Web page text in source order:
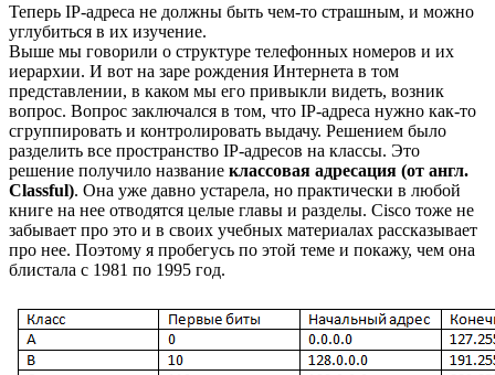
Теперь IP-адреса не должны быть чем-то страшным, и можно
углубиться в их изучение.
Выше мы говорили о структуре телефонных номеров и их
иерархии. И вот на заре рождения Интернета в том
представлении, в каком мы его привыкли видеть, возник
вопрос. Вопрос заключался в том, что IP-адреса нужно как-то
сгруппировать и контролировать выдачу. Решением было
разделить все пространство IP-адресов на классы. Это
решение получило название классовая адресация (от англ.
Classful). Она уже давно устарела, но практически в любой
книге на нее отводятся целые главы и разделы. Cisco тоже не
забывает про это и в своих учебных материалах рассказывает
про нее. Поэтому я пробегусь по этой теме и покажу, чем она
блистала с 1981 по 1995 год.